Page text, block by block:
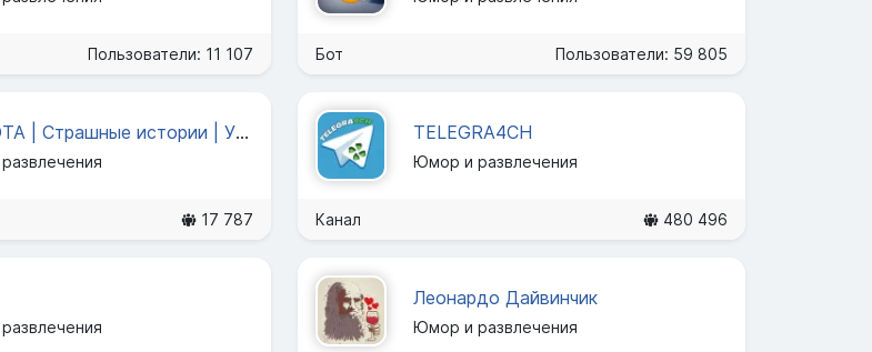
Пользователи: 11 107 Бот Пользователи: 59 805
КРИПОТА | Страшные истории | Ужасы
17 787
TELEGRA4CH
Юмор и развлечения
Канал 480 496
Леонардо Дайвинчик
Юмор и развлечения